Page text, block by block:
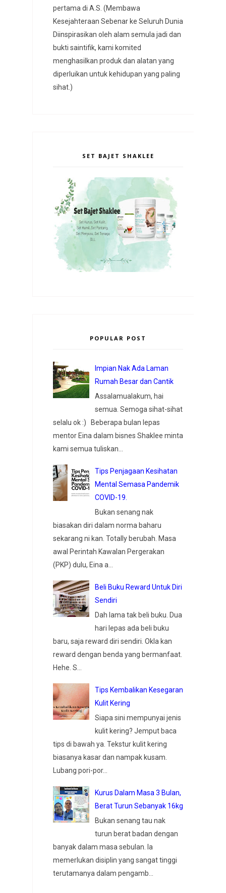
pertama di A.S. (Membawa
Kesejahteraan Sebenar ke Seluruh Dunia
Diinspirasikan oleh alam semula jadi dan
bukti saintifik, kami komited
menghasilkan produk dan alatan yang
diperluikan untuk kehidupan yang paling
sihat.)
SET BAJET SHAKLEE
POPULAR POST
Impian Nak Ada Laman
Rumah Besar dan Cantik
Assalamualakum, hai
semua. Semoga sihat-sihat
selalu ok :) Beberapa bulan lepas
mentor Eina dalam bisnes Shaklee minta
kami semua tuliskan...
Tips Penjagaan Kesihatan
Mental Semasa Pandemik
COVID-19.
Bukan senang nak
biasakan diri dalam norma baharu
sekarang ni kan. Totally berubah. Masa
awal Perintah Kawalan Pergerakan
(PKP) dulu, Eina a...
Beli Buku Reward Untuk Diri
Sendiri
Dah lama tak beli buku. Dua
hari lepas ada beli buku
baru, saja reward diri sendiri. Okla kan
reward dengan benda yang bermanfaat.
Hehe. S...
Tips Kembalikan Kesegaran
Kulit Kering
Siapa sini mempunyai jenis
kulit kering? Jemput baca
tips di bawah ya. Tekstur kulit kering
biasanya kasar dan nampak kusam.
Lubang pori-por...
Kurus Dalam Masa 3 Bulan,
Berat Turun Sebanyak 16kg
Bukan senang tau nak
turun berat badan dengan
banyak dalam masa sebulan. Ia
memerlukan disiplin yang sangat tinggi
terutamanya dalam pengamb...